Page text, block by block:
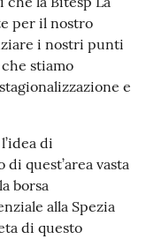
per il nostro
i nostri punti
stiamo
e
di
quest’area vasta
borsa
alla Spezia
di questo